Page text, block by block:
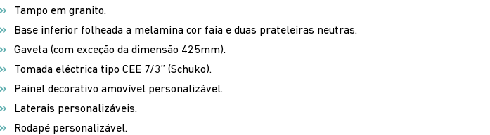
Tampo em granito.
Base inferior folheada a melamina cor faia e duas prateleiras neutras.
Gaveta (com exceção da dimensão 425mm).
Tomada eléctrica tipo CEE 7/3’’ (Schuko).
Painel decorativo amovível personalizável.
Laterais personalizáveis.
Rodapé personalizável.